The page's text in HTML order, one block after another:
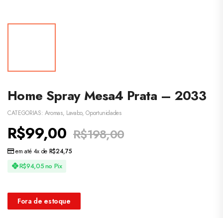
Home Spray Mesa4 Prata – 2033
CATEGORIAS: Aromas, Lavabo,Oportunidades
R$99,00 R$198,00
R$94,05no Pix
em até 4x de R$24,75
Fora de estoque